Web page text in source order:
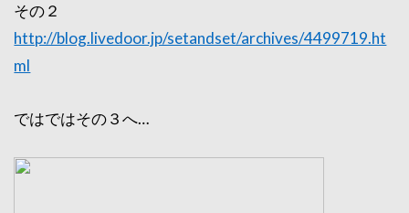
その２
http://blog.livedoor.jp/setandset/archives/4499719.ht
ml
ではではその３へ…